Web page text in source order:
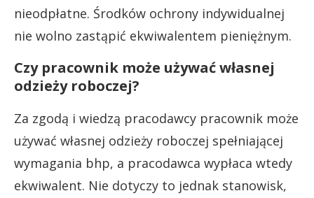
nieodpłatne. Środków ochrony indywidualnej
nie wolno zastąpić ekwiwalentem pieniężnym.
Czy pracownik może używać własnej
odzieży roboczej?
Za zgodą i wiedzą pracodawcy pracownik może
używać własnej odzieży roboczej spełniającej
wymagania bhp, a pracodawca wypłaca wtedy
ekwiwalent. Nie dotyczy to jednak stanowisk,